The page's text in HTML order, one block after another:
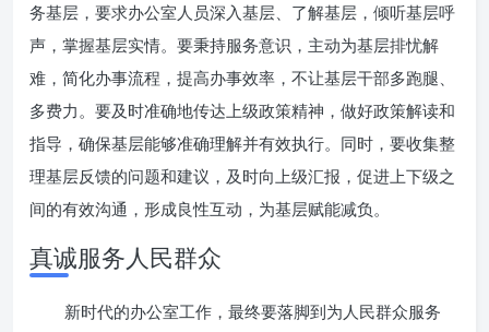
务基层，要求办公室人员深入基层、了解基层，倾听基层呼
声，掌握基层实情。要秉持服务意识，主动为基层排忧解
难，简化办事流程，提高办事效率，不让基层干部多跑腿、
多费力。要及时准确地传达上级政策精神，做好政策解读和
指导，确保基层能够准确理解并有效执行。同时，要收集整
理基层反馈的问题和建议，及时向上级汇报，促进上下级之
间的有效沟通，形成良性互动，为基层赋能减负。
真诚服务人民群众
新时代的办公室工作，最终要落脚到为人民群众服务